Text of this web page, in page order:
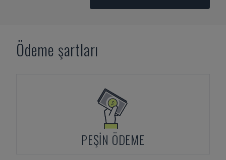
Ödeme şartları
PEŞIN ÖDEME